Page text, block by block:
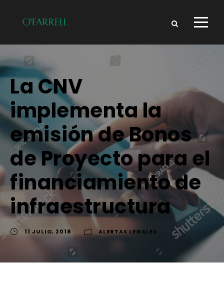
La CNV
implementa la
emisión de Bonos
de Proyecto para el
financiamiento de
infraestructura
11 JULIO, 2018 ALERTAS LEGALES